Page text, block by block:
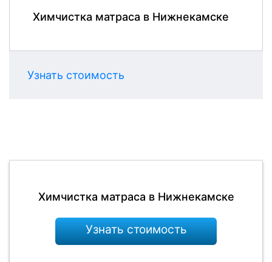
Химчистка матраса в Нижнекамске
Узнать стоимость
Химчистка матраса в Нижнекамске
Узнать стоимость